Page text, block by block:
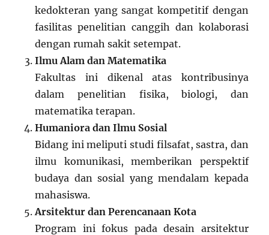
kedokteran yang sangat kompetitif dengan
fasilitas penelitian canggih dan kolaborasi
dengan rumah sakit setempat.
Ilmu Alam dan Matematika
Fakultas ini dikenal atas kontribusinya
dalam penelitian fisika, biologi, dan
matematika terapan.
Humaniora dan Ilmu Sosial
Bidang ini meliputi studi filsafat, sastra, dan
ilmu komunikasi, memberikan perspektif
budaya dan sosial yang mendalam kepada
mahasiswa.
Arsitektur dan Perencanaan Kota
Program ini fokus pada desain arsitektur